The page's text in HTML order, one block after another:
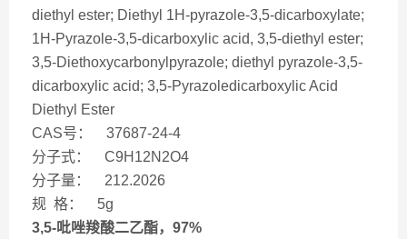
diethyl ester; Diethyl 1H-pyrazole-3,5-dicarboxylate;
1H-Pyrazole-3,5-dicarboxylic acid, 3,5-diethyl ester;
3,5-Diethoxycarbonylpyrazole; diethyl pyrazole-3,5-
dicarboxylic acid; 3,5-Pyrazoledicarboxylic Acid
Diethyl Ester
CAS号： 37687-24-4
分子式： C9H12N2O4
分子量： 212.2026
规 格： 5g
3,5-吡唑羧酸二乙酯，97%